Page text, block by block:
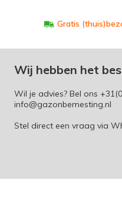
Gratis
Wij hebben het
Wil je advies? Bel ons
info@gazonbemesting.nl
Stel direct een vraag via